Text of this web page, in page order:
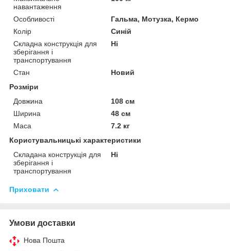
навантаження
Особливості
Гальма, Мотузка, Кермо
Колір
Синій
Складна конструкція для
зберігання і
транспортування
Ні
Стан
Новий
Розміри
Довжина
108 см
Ширина
48 см
Маса
7.2 кг
Користувальницькі характеристики
Складана конструкція для
зберігання і
транспортування
Ні
Приховати
Умови доставки
Нова Пошта